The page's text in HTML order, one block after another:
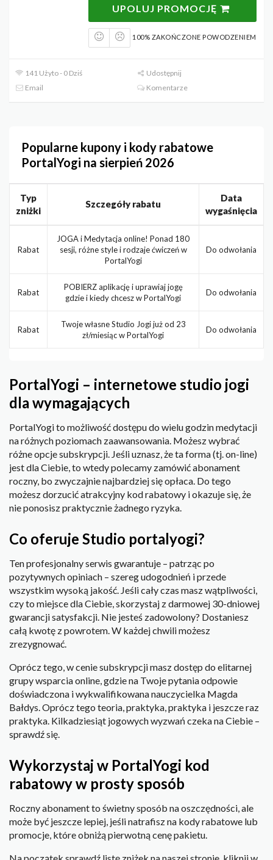
UPOLUJ PROMOCJĘ
100% ZAKOŃCZONE POWODZENIEM
141 Użyto - 0 Dziś
Udostępnij
Email
Komentarze
Popularne kupony i kody rabatowe
PortalYogi na sierpień 2026
Typ
zniżki
Szczegóły rabatu
Data
wygaśnięcia
Rabat
JOGA i Medytacja online! Ponad 180
sesji, różne style i rodzaje ćwiczeń w
PortalYogi
Do odwołania
Rabat
POBIERZ aplikację i uprawiaj jogę
gdzie i kiedy chcesz w PortalYogi
Do odwołania
Rabat
Twoje własne Studio Jogi już od 23
zł/miesiąc w PortalYogi
Do odwołania
PortalYogi – internetowe studio jogi
dla wymagających
PortalYogi to możliwość dostępu do wielu godzin medytacji
na różnych poziomach zaawansowania. Możesz wybrać
różne opcje subskrypcji. Jeśli uznasz, że ta forma (tj. on-line)
jest dla Ciebie, to wtedy polecamy zamówić abonament
roczny, bo zwyczajnie najbardziej się opłaca. Do tego
możesz dorzucić atrakcyjny kod rabatowy i okazuje się, że
nie ponosisz praktycznie żadnego ryzyka.
Co oferuje Studio portalyogi?
Ten profesjonalny serwis gwarantuje – patrząc po
pozytywnych opiniach – szereg udogodnień i przede
wszystkim wysoką jakość. Jeśli cały czas masz wątpliwości,
czy to miejsce dla Ciebie, skorzystaj z darmowej 30-dniowej
gwarancji satysfakcji. Nie jesteś zadowolony? Dostaniesz
całą kwotę z powrotem. W każdej chwili możesz
zrezygnować.
Oprócz tego, w cenie subskrypcji masz dostęp do elitarnej
grupy wsparcia online, gdzie na Twoje pytania odpowie
doświadczona i wykwalifikowana nauczycielka Magda
Bałdys. Oprócz tego teoria, praktyka, praktyka i jeszcze raz
praktyka. Kilkadziesiąt jogowych wyzwań czeka na Ciebie –
sprawdź się.
Wykorzystaj w PortalYogi kod
rabatowy w prosty sposób
Roczny abonament to świetny sposób na oszczędności, ale
może być jeszcze lepiej, jeśli natrafisz na kody rabatowe lub
promocje, które obniżą pierwotną cenę pakietu.
Na początek sprawdź listę zniżek na naszej stronie, kliknij w